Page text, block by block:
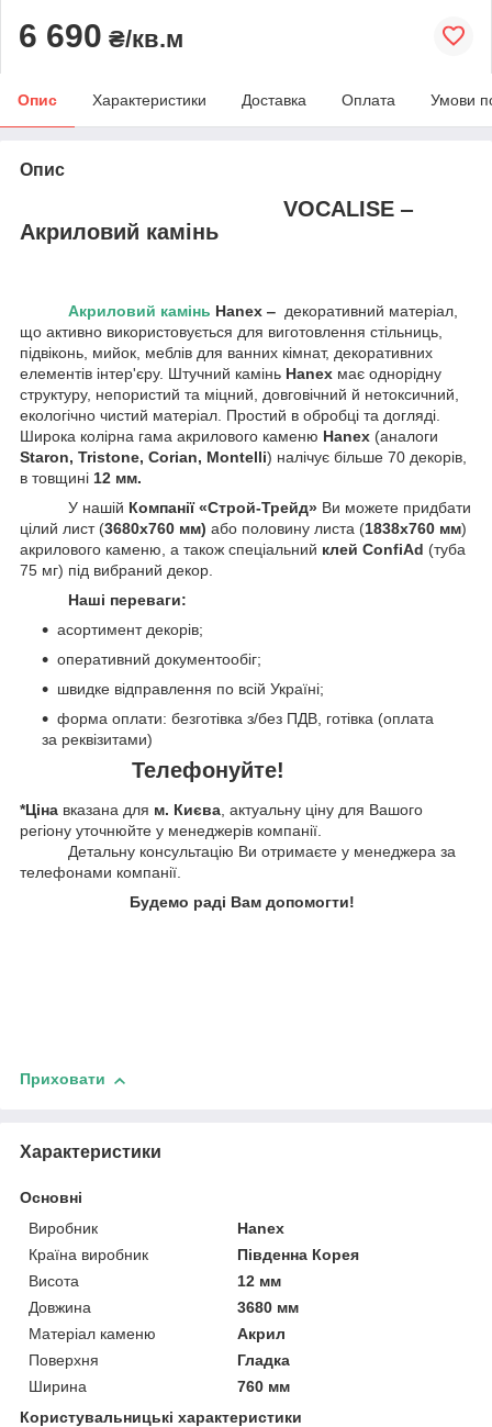
6 690 ₴/кв.м
Опис Характеристики Доставка Оплата Умови
Опис
VOCALISE ‒
Акриловий камінь
Акриловий камінь Hanex ‒ декоративний матеріал,
що активно використовується для виготовлення стільниць,
підвіконь, мийок, меблів для ванних кімнат, декоративних
елементів інтер'єру. Штучний камінь Hanex має однорідну
структуру, непористий та міцний, довговічний й нетоксичний,
екологічно чистий матеріал. Простий в обробці та догляді.
Широка колірна гама акрилового каменю Hanex (аналоги
Staron, Tristone, Corian, Montelli) налічує більше 70 декорів,
в товщині 12 мм.
У нашій Компанії «Строй-Трейд» Ви можете придбати
цілий лист (3680х760 мм) або половину листа (1838х760 мм)
акрилового каменю, а також спеціальний клей ConfiAd (туба
75 мг) під вибраний декор.
Наші переваги:
асортимент декорів;
оперативний документообіг;
швидке відправлення по всій Україні;
форма оплати: безготівка з/без ПДВ, готівка (оплата
за реквізитами)
Телефонуйте!
*Ціна вказана для м. Києва , актуальну ціну для Вашого
регіону уточнюйте у менеджерів компанії.
Детальну консультацію Ви отримаєте у менеджера за
телефонами компанії.
Будемо раді Вам допомогти!
Приховати
Характеристики
Основні
Виробник
Hanex
Країна виробник
Південна Корея
Висота
12 мм
Довжина
3680 мм
Матеріал каменю
Акрил
Поверхня
Гладка
Ширина
760 мм
Користувальницькі характеристики